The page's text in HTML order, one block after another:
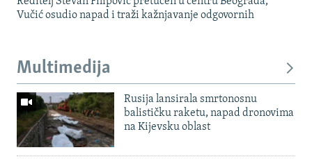
Vučić osudio napad i traži kažnjavanje odgovornih
Multimedija
Rusija lansirala smrtonosnu
balističku raketu, napad dronovima
na Kijevsku oblast